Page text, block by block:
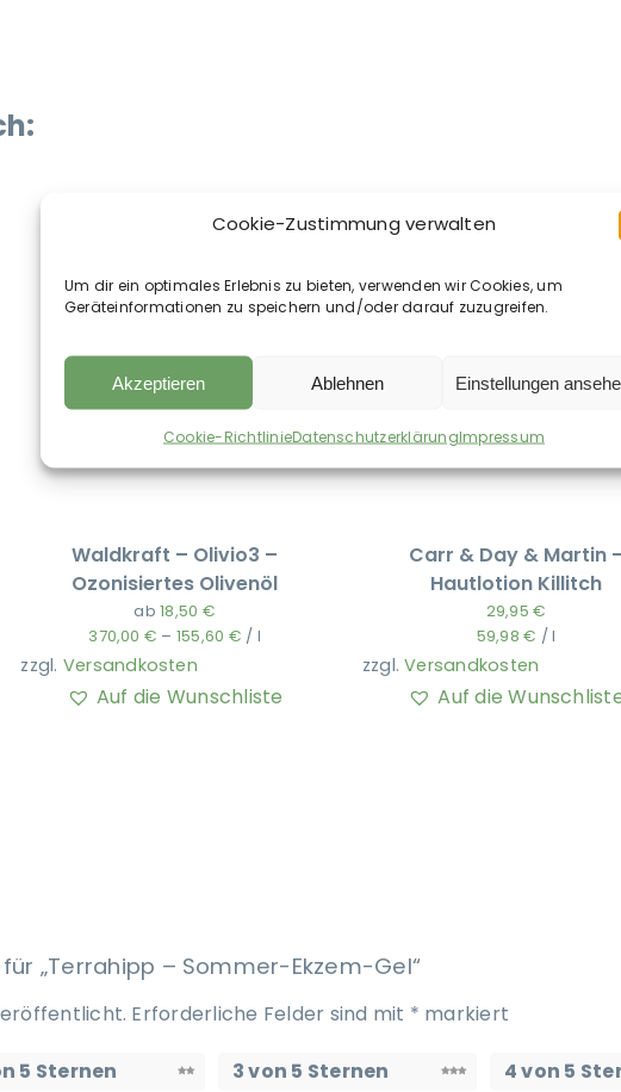
Cookie-Zustimmung verwalten
Um dir ein optimales Erlebnis zu bieten, verwenden wir Cookies, um
Geräteinformationen zu speichern und/oder darauf zuzugreifen.
Akzeptieren Ablehnen Einstellungen
Cookie-RichtlinieDatenschutzerklärungImpressum
Waldkraft – Olivio3 –
Ozonisiertes Olivenöl
ab18,50 €
370,00 € – 155,60 € / l
zzgl. Versandkosten
Auf die Wunschliste
Carr & Day & Martin
Hautlotion Killitch
29,95€
59,98€ /l
zzgl.Versandkosten
Auf die
„Terrahipp – Sommer-Ekzem-Gel“
Erforderliche Felder sind mit * markiert
5 Sternen 3 von 5 Sternen 4 von 5